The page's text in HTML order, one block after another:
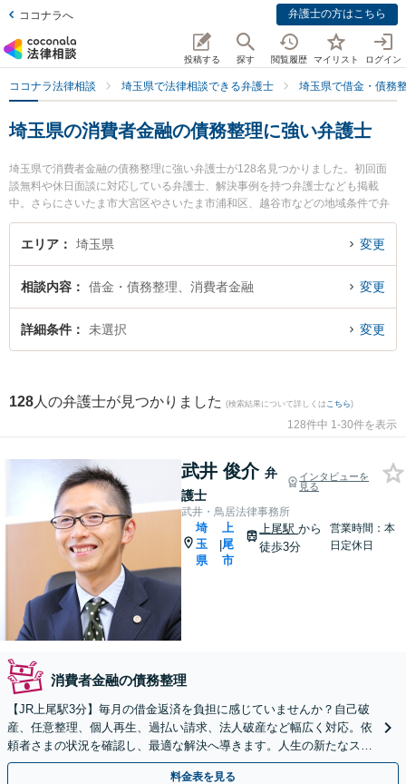
ココナラへ 弁護士の方はこちら
投稿する 探す 閲覧履歴 マイリスト ログイン
ココナラ法律相談 埼玉県で法律相談できる弁護士 埼玉県で借金・債務
埼玉県の消費者金融の債務整理に強い弁護士
埼玉県で消費者金融の債務整理に強い弁護士が128名見つかりました。初回面
談無料や休日面談に対応している弁護士、解決事例を持つ弁護士なども掲載
中。さらにさいたま市大宮区やさいたま市浦和区、越谷市などの地域条件で弁
護士を絞り込めます。借金・債務整理に関係する消費者金融の債務整理やクレ
ジット会社の債務整理、リボ払いの債務整理等の細かな分野での絞り込み検索
や弁護士費用、強みなどが注目されています。『埼玉県で土日や夜間に発生し
た消費者金融の債務整理のトラブルを今すぐに弁護士に相談したい』『消費者
金融の債務整理のトラブル解決の実績豊富な近くの弁護士を検索したい』『初
エリア 埼玉県 変更
相談内容 借金・債務整理、消費者金融 変更
詳細条件 未選択 変更
128 人の弁護士が見つかりました (検索結果について詳しくは こちら)
128件中 1-30件を表示
武井 俊介 弁
護士
インタビューを
見る
武井・鳥居法律事務所
埼
玉
県
|
上
尾
市
上尾駅から
徒歩3分
営業時間：本
日定休日
消費者金融の債務整理
【JR上尾駅3分】毎月の借金返済を負担に感じていませんか？自己破
産、任意整理、個人再生、過払い請求、法人破産など幅広く対応。依
頼者さまの状況を確認し、最適な解決へ導きます。人生の新たなスタ
ートをお手伝いさせてください。【初回面談無料】
料金表を見る